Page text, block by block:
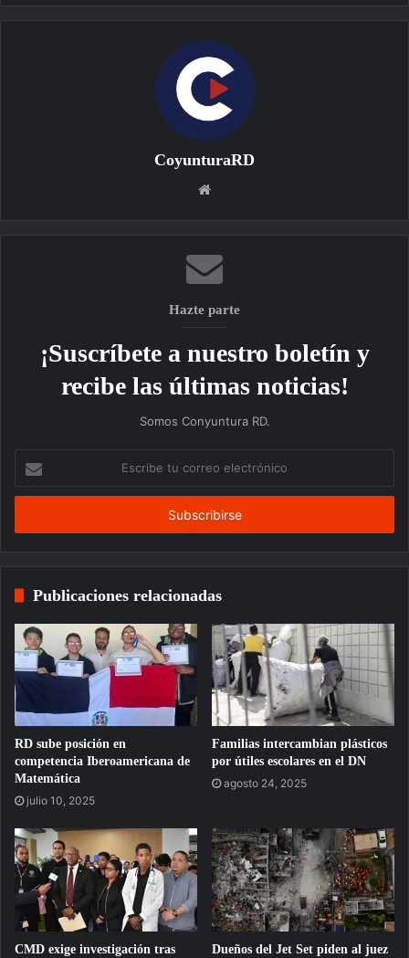
CoyunturaRD
Sitio
Hazte parte
¡Suscríbete a nuestro boletín y
recibe las últimas noticias!
Somos Conyuntura RD.
correo
Publicaciones relacionadas
RD sube posición en
competencia Iberoamericana de
Matemática
julio 10, 2025
Familias intercambian plásticos
por útiles escolares en el DN
agosto 24, 2025
CMD exige investigación tras
Dueños del Jet Set piden al juez